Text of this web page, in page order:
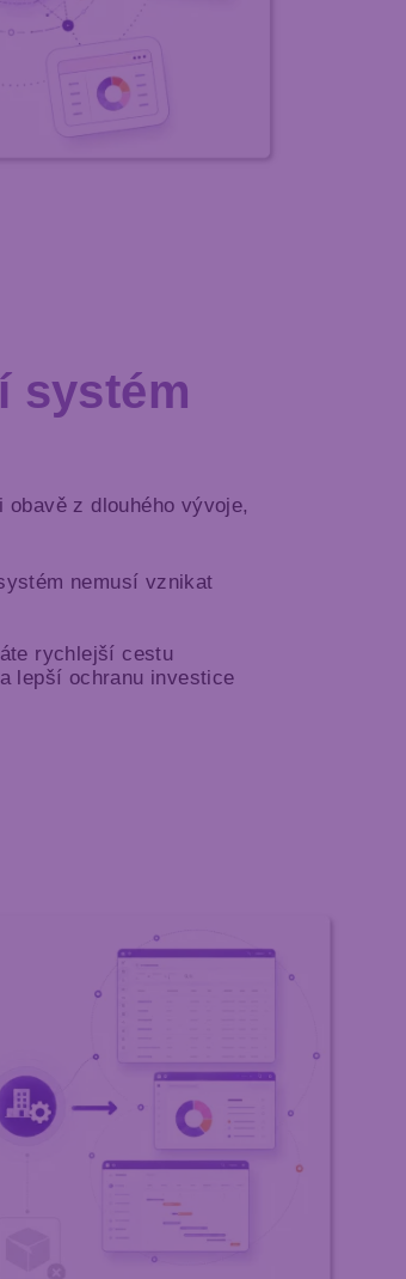
systém
z dlouhého vývoje,
nemusí vznikat
rychlejší cestu
lepší ochranu investice